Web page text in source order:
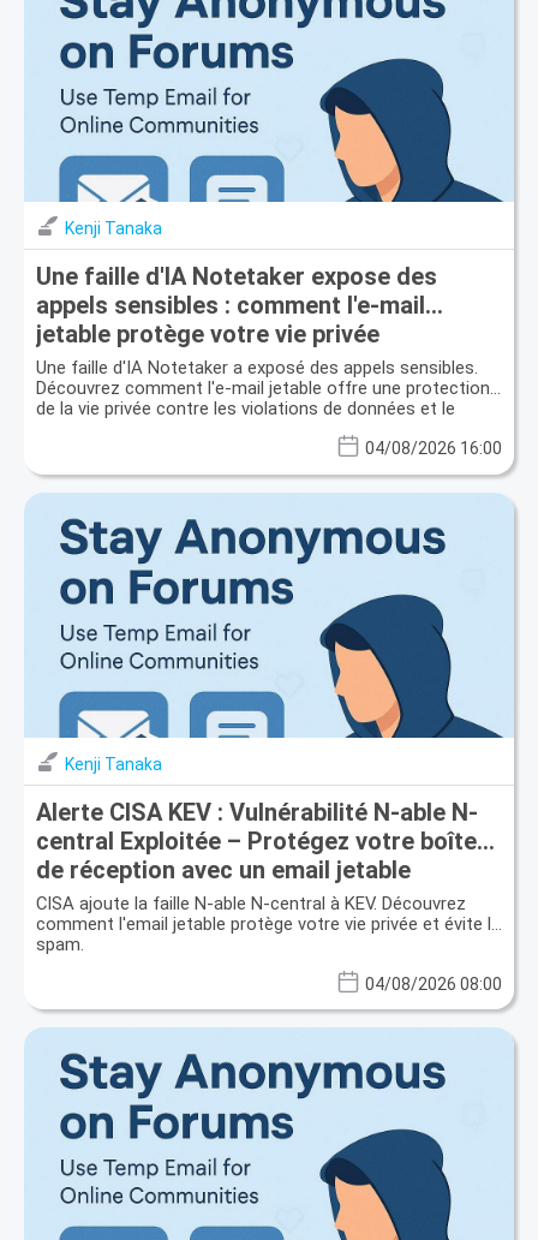
Kenji Tanaka
Une faille d'IA Notetaker expose des
appels sensibles : comment l'e-mail
jetable protège votre vie privée
Une faille d'IA Notetaker a exposé des appels sensibles.
Découvrez comment l'e-mail jetable offre une protection
de la vie privée contre les violations de données et le
04/08/2026 16:00
Kenji Tanaka
Alerte CISA KEV : Vulnérabilité N-able N-
central Exploitée – Protégez votre boîte
de réception avec un email jetable
CISA ajoute la faille N-able N-central à KEV. Découvrez
comment l'email jetable protège votre vie privée et évite le
spam.
04/08/2026 08:00